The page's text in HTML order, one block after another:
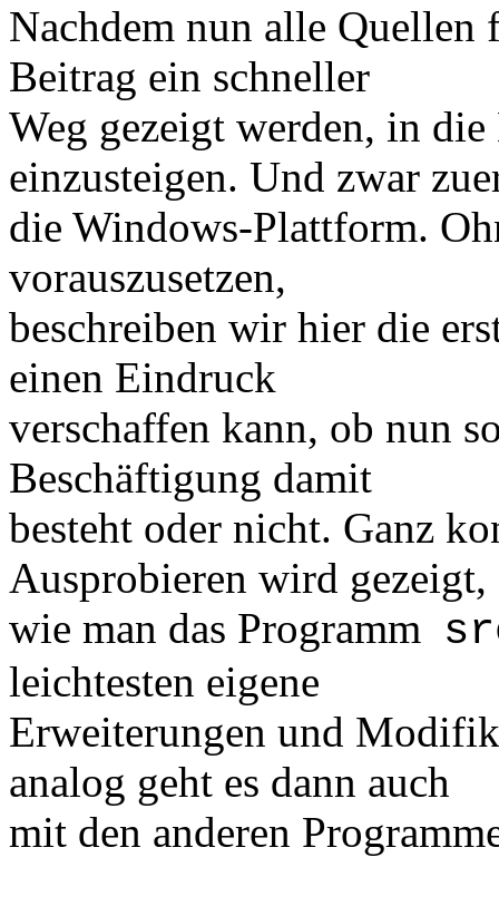
Nachdem nun alle
Beitrag ein schneller
Weg gezeigt werden, in
einzusteigen. Und zwar
die Windows-Plattform.
vorauszusetzen,
beschreiben wir hier die
einen Eindruck
verschaffen kann, ob nun
Beschäftigung damit
besteht oder nicht. Ganz
Ausprobieren wird gezeigt,
wie man das Programm
leichtesten eigene
Erweiterungen und
analog geht es dann auch
mit den anderen